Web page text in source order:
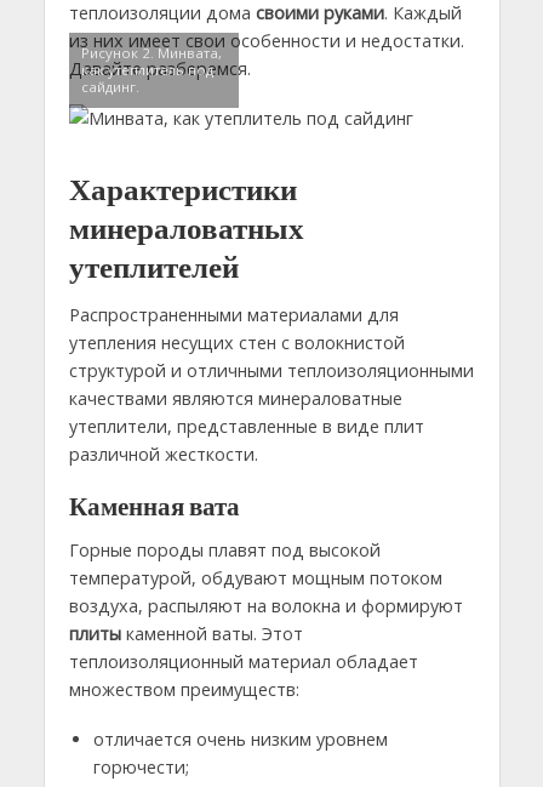
теплоизоляции дома своими руками. Каждый
из них имеет свои особенности и недостатки.
Давайте разберемся.
Рисунок 2. Минвата,
как утеплитель под
сайдинг.
Характеристики
минераловатных
утеплителей
Распространенными материалами для
утепления несущих стен с волокнистой
структурой и отличными теплоизоляционными
качествами являются минераловатные
утеплители, представленные в виде плит
различной жесткости.
Каменная вата
Горные породы плавят под высокой
температурой, обдувают мощным потоком
воздуха, распыляют на волокна и формируют
плитыкаменной ваты. Этот
теплоизоляционный материал обладает
множеством преимуществ:
отличается очень низким уровнем
горючести;